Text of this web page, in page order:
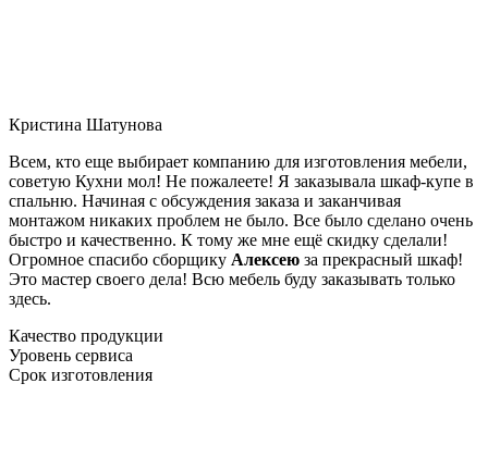
Кристина Шатунова
Всем, кто еще выбирает компанию для изготовления мебели,
советую Кухни мол! Не пожалеете! Я заказывала шкаф-купе в
спальню. Начиная с обсуждения заказа и заканчивая
монтажом никаких проблем не было. Все было сделано очень
быстро и качественно. К тому же мне ещё скидку сделали!
Огромное спасибо сборщику Алексею за прекрасный шкаф!
Это мастер своего дела! Всю мебель буду заказывать только
здесь.
Качество продукции
Уровень сервиса
Срок изготовления